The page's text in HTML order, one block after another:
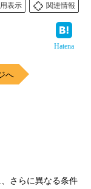
表示
関連情報
Hatena
へ
さらに異なる条件